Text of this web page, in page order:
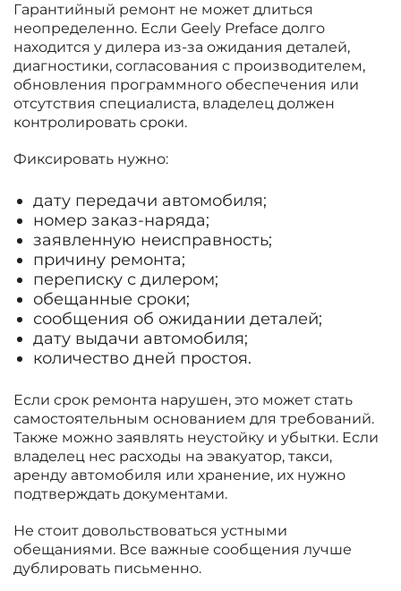
Гарантийный ремонт не может длиться
неопределенно. Если Geely Preface долго
находится у дилера из-за ожидания деталей,
диагностики, согласования с производителем,
обновления программного обеспечения или
отсутствия специалиста, владелец должен
контролировать сроки.
Фиксировать нужно:
дату передачи автомобиля;
номер заказ-наряда;
заявленную неисправность;
причину ремонта;
переписку с дилером;
обещанные сроки;
сообщения об ожидании деталей;
дату выдачи автомобиля;
количество дней простоя.
Если срок ремонта нарушен, это может стать
самостоятельным основанием для требований.
Также можно заявлять неустойку и убытки. Если
владелец нес расходы на эвакуатор, такси,
аренду автомобиля или хранение, их нужно
подтверждать документами.
Не стоит довольствоваться устными
обещаниями. Все важные сообщения лучше
дублировать письменно.